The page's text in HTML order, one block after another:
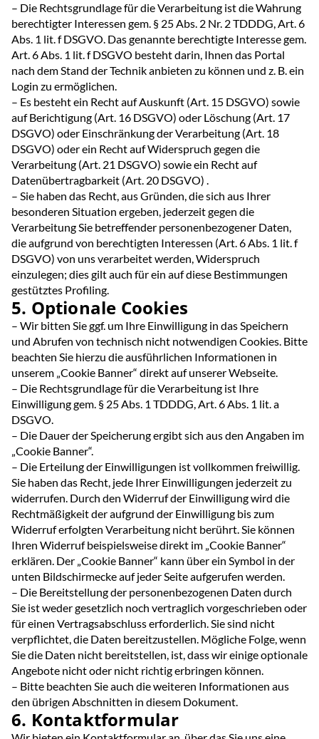
– Die Rechtsgrundlage für die Verarbeitung ist die Wahrung
berechtigter Interessen gem. § 25 Abs. 2 Nr. 2 TDDDG, Art. 6
Abs. 1 lit. f DSGVO. Das genannte berechtigte Interesse gem.
Art. 6 Abs. 1 lit. f DSGVO besteht darin, Ihnen das Portal
nach dem Stand der Technik anbieten zu können und z. B. ein
Login zu ermöglichen.
– Es besteht ein Recht auf Auskunft (Art. 15 DSGVO) sowie
auf Berichtigung (Art. 16 DSGVO) oder Löschung (Art. 17
DSGVO) oder Einschränkung der Verarbeitung (Art. 18
DSGVO) oder ein Recht auf Widerspruch gegen die
Verarbeitung (Art. 21 DSGVO) sowie ein Recht auf
Datenübertragbarkeit (Art. 20 DSGVO) .
– Sie haben das Recht, aus Gründen, die sich aus Ihrer
besonderen Situation ergeben, jederzeit gegen die
Verarbeitung Sie betreffender personenbezogener Daten,
die aufgrund von berechtigten Interessen (Art. 6 Abs. 1 lit. f
DSGVO) von uns verarbeitet werden, Widerspruch
einzulegen; dies gilt auch für ein auf diese Bestimmungen
gestütztes Profiling.
5. Optionale Cookies
– Wir bitten Sie ggf. um Ihre Einwilligung in das Speichern
und Abrufen von technisch nicht notwendigen Cookies. Bitte
beachten Sie hierzu die ausführlichen Informationen in
unserem „Cookie Banner“ direkt auf unserer Webseite.
– Die Rechtsgrundlage für die Verarbeitung ist Ihre
Einwilligung gem. § 25 Abs. 1 TDDDG, Art. 6 Abs. 1 lit. a
DSGVO.
– Die Dauer der Speicherung ergibt sich aus den Angaben im
„Cookie Banner“.
– Die Erteilung der Einwilligungen ist vollkommen freiwillig.
Sie haben das Recht, jede Ihrer Einwilligungen jederzeit zu
widerrufen. Durch den Widerruf der Einwilligung wird die
Rechtmäßigkeit der aufgrund der Einwilligung bis zum
Widerruf erfolgten Verarbeitung nicht berührt. Sie können
Ihren Widerruf beispielsweise direkt im „Cookie Banner“
erklären. Der „Cookie Banner“ kann über ein Symbol in der
unten Bildschirmecke auf jeder Seite aufgerufen werden.
– Die Bereitstellung der personenbezogenen Daten durch
Sie ist weder gesetzlich noch vertraglich vorgeschrieben oder
für einen Vertragsabschluss erforderlich. Sie sind nicht
verpflichtet, die Daten bereitzustellen. Mögliche Folge, wenn
Sie die Daten nicht bereitstellen, ist, dass wir einige optionale
Angebote nicht oder nicht richtig erbringen können.
– Bitte beachten Sie auch die weiteren Informationen aus
den übrigen Abschnitten in diesem Dokument.
6. Kontaktformular